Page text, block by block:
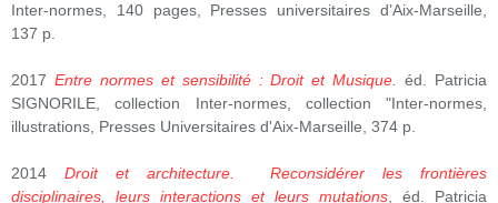
Inter-normes, 140 pages, Presses universitaires d’Aix-Marseille,
137 p.
2017 Entre normes et sensibilité : Droit et Musique
éd. Patricia
SIGNORILE, collection Inter-normes, collection "Inter-normes,
illustrations, Presses Universitaires d'Aix-Marseille, 374 p.
2014 Droit et architecture. Reconsidérer les frontières
disciplinaires, leurs interactions et leurs mutations , éd. Patricia